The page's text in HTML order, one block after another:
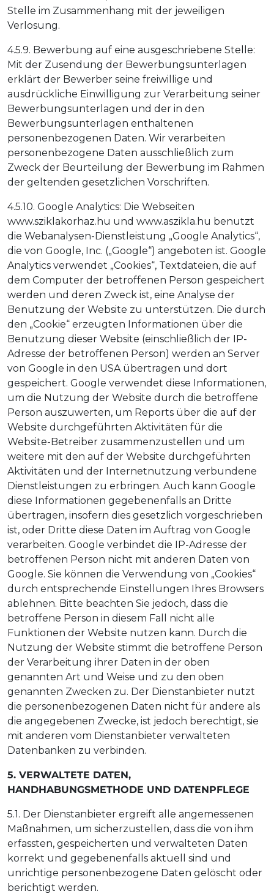
Stelle im Zusammenhang mit der jeweiligen
Verlosung.
4.5.9. Bewerbung auf eine ausgeschriebene Stelle:
Mit der Zusendung der Bewerbungsunterlagen
erklärt der Bewerber seine freiwillige und
ausdrückliche Einwilligung zur Verarbeitung seiner
Bewerbungsunterlagen und der in den
Bewerbungsunterlagen enthaltenen
personenbezogenen Daten. Wir verarbeiten
personenbezogene Daten ausschließlich zum
Zweck der Beurteilung der Bewerbung im Rahmen
der geltenden gesetzlichen Vorschriften.
4.5.10. Google Analytics: Die Webseiten
www.sziklakorhaz.hu und www.aszikla.hu benutzt
die Webanalysen-Dienstleistung „Google Analytics“,
die von Google, Inc. („Google“) angeboten ist. Google
Analytics verwendet „Cookies“, Textdateien, die auf
dem Computer der betroffenen Person gespeichert
werden und deren Zweck ist, eine Analyse der
Benutzung der Website zu unterstützen. Die durch
den „Cookie“ erzeugten Informationen über die
Benutzung dieser Website (einschließlich der IP-
Adresse der betroffenen Person) werden an Server
von Google in den USA übertragen und dort
gespeichert. Google verwendet diese Informationen,
um die Nutzung der Website durch die betroffene
Person auszuwerten, um Reports über die auf der
Website durchgeführten Aktivitäten für die
Website-Betreiber zusammenzustellen und um
weitere mit den auf der Website durchgeführten
Aktivitäten und der Internetnutzung verbundene
Dienstleistungen zu erbringen. Auch kann Google
diese Informationen gegebenenfalls an Dritte
übertragen, insofern dies gesetzlich vorgeschrieben
ist, oder Dritte diese Daten im Auftrag von Google
verarbeiten. Google verbindet die IP-Adresse der
betroffenen Person nicht mit anderen Daten von
Google. Sie können die Verwendung von „Cookies“
durch entsprechende Einstellungen Ihres Browsers
ablehnen. Bitte beachten Sie jedoch, dass die
betroffene Person in diesem Fall nicht alle
Funktionen der Website nutzen kann. Durch die
Nutzung der Website stimmt die betroffene Person
der Verarbeitung ihrer Daten in der oben
genannten Art und Weise und zu den oben
genannten Zwecken zu. Der Dienstanbieter nutzt
die personenbezogenen Daten nicht für andere als
die angegebenen Zwecke, ist jedoch berechtigt, sie
mit anderen vom Dienstanbieter verwalteten
Datenbanken zu verbinden.
5. VERWALTETE DATEN,
HANDHABUNGSMETHODE UND DATENPFLEGE
5.1. Der Dienstanbieter ergreift alle angemessenen
Maßnahmen, um sicherzustellen, dass die von ihm
erfassten, gespeicherten und verwalteten Daten
korrekt und gegebenenfalls aktuell sind und
unrichtige personenbezogene Daten gelöscht oder
berichtigt werden.